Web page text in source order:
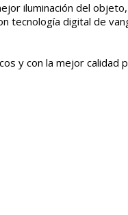
iluminación del
digital de
y con la mejor calidad